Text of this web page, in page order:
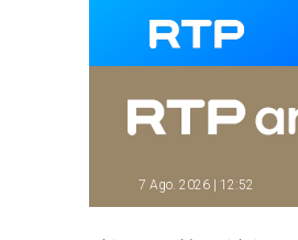
7 Ago. 2026 | 12:52